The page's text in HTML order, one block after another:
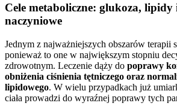
Cele metaboliczne: glukoza,
naczyniowe
Jednym z najważniejszych obszarów terapii
ponieważ to one w największym stopniu
zdrowotnym. Leczenie dąży do poprawy
obniżenia ciśnienia tętniczego oraz
lipidowego. W wielu przypadkach już
ciała prowadzi do wyraźnej poprawy tych